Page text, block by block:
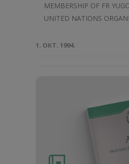
MEMBERSHIP OF FR
UNITED NATIONS
1. ОКТ. 1994.